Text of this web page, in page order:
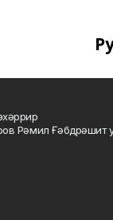
Рәмил Ғәбдрәшит